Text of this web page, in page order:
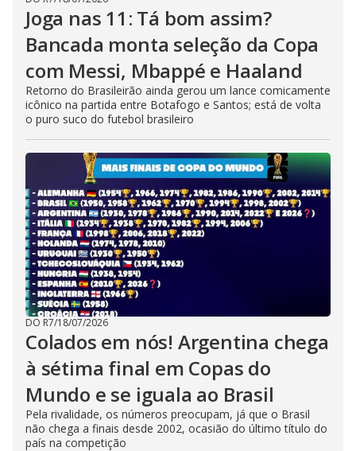
Joga nas 11: Tá bom assim?
Bancada monta seleção da Copa
com Messi, Mbappé e Haaland
Retorno do Brasileirão ainda gerou um lance comicamente
icônico na partida entre Botafogo e Santos; está de volta
o puro suco do futebol brasileiro
DO R7/18/07/2026
Colados em nós! Argentina chega
à sétima final em Copas do
Mundo e se iguala ao Brasil
Pela rivalidade, os números preocupam, já que o Brasil
não chega a finais desde 2002, ocasião do último título do
país na competição